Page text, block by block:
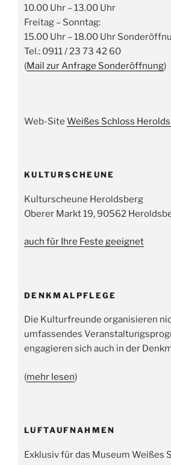
10.00 Uhr – 13.00 Uhr
Freitag – Sonntag:
15.00 Uhr – 18.00 Uhr
Tel.: 0911 / 23 73 42 60
(Mail zur Anfrage Sonderöffnung)
Web-Site Weißes Schloss
KULTURSCHEUNE
Kulturscheune Heroldsberg
Oberer Markt 19, 90562
auch für Ihre Feste geeignet
DENKMALPFLEGE
Die Kulturfreunde organisieren
umfassendes
engagieren sich auch in der
(mehr lesen)
LUFTAUFNAHMEN
Exklusiv für das Museum Weißes